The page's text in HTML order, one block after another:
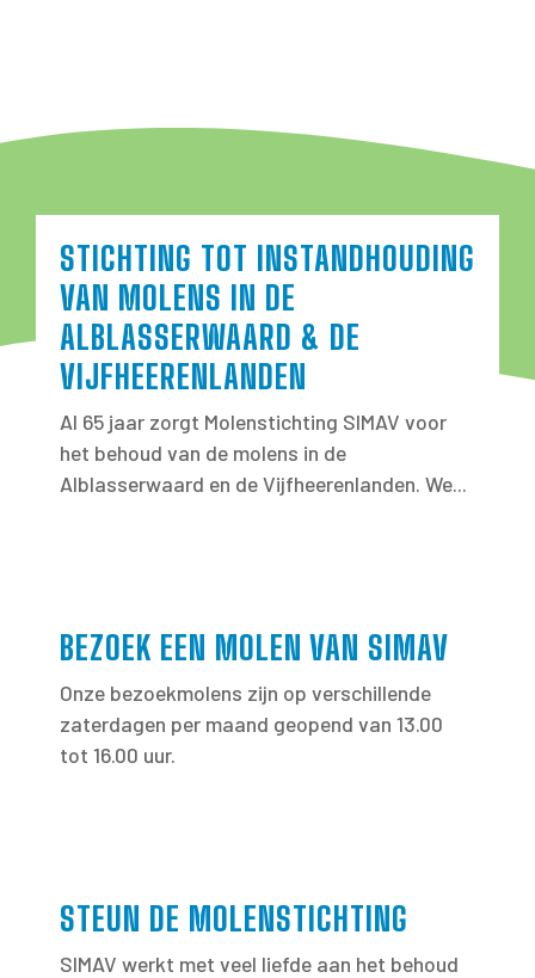
STICHTING TOT INSTANDHOUDING
VAN MOLENS IN DE
ALBLASSERWAARD & DE
VIJFHEERENLANDEN
Al 65 jaar zorgt Molenstichting SIMAV voor
het behoud van de molens in de
Alblasserwaard en de Vijfheerenlanden. We...
BEZOEK EEN MOLEN VAN SIMAV
Onze bezoekmolens zijn op verschillende
zaterdagen per maand geopend van 13.00
tot 16.00 uur.
STEUN DE MOLENSTICHTING
SIMAV werkt met veel liefde aan het behoud